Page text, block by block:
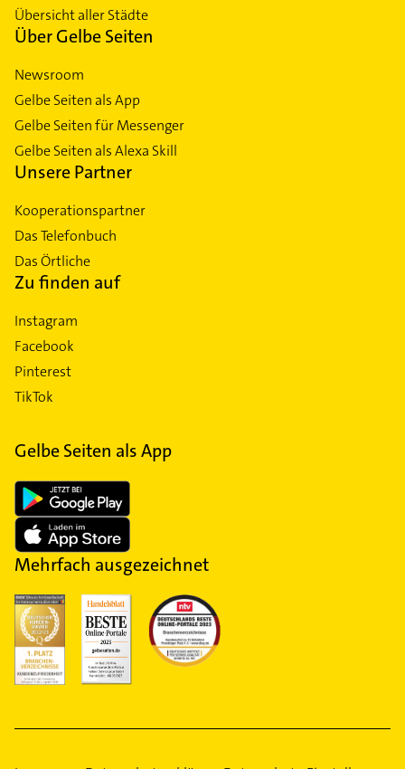
Übersicht aller Städte
Über Gelbe Seiten
Newsroom
Gelbe Seiten als App
Gelbe Seiten für Messenger
Gelbe Seiten als Alexa Skill
Unsere Partner
Kooperationspartner
Das Telefonbuch
Das Örtliche
Zu finden auf
Instagram
Facebook
Pinterest
TikTok
Gelbe Seiten als App
Mehrfach ausgezeichnet